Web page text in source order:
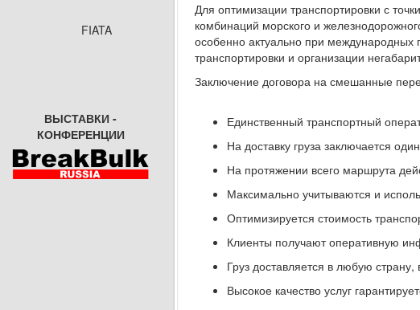
FIATA
ВЫСТАВКИ -
КОНФЕРЕНЦИИ
Для оптимизации транспортировки с
комбинаций морского и
особенно актуально при международных
транспортировки и организации
Заключение договора на смешанные
Единственный транспортный
На доставку груза заключается
На протяжении всего маршрута
Максимально учитываются и
Оптимизируется стоимость
Клиенты получают оперативную
Груз доставляется в любую
Высокое качество услуг